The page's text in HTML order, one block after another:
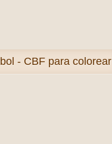
- CBF para colorear